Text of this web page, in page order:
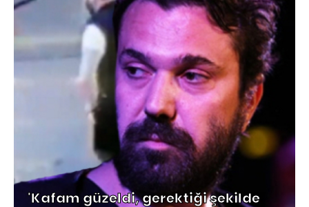
'Kafam güzeldi, gerektiği şekilde